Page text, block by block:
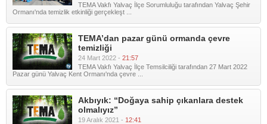
TEMA Vakfı Yalvaç İlçe Sorumluluğu tarafından Yalvaç Şehir
Ormanı'nda temizlik etkinliği gerçekleşt ...
TEMA’dan pazar günü ormanda çevre
temizliği
24 Mart 2022 - 21:57
TEMA Vakfı Yalvaç İlçe Temsilciliği tarafından 27 Mart 2022
Pazar günü Yalvaç Kent Ormanı'nda çevre ...
Akbıyık: “Doğaya sahip çıkanlara destek
olmalıyız”
19 Aralık 2021 - 12:41